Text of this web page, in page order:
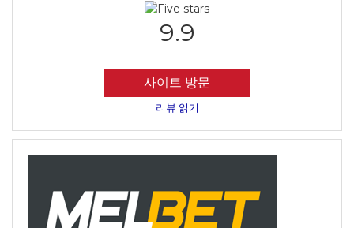
9.9
사이트 방문
리뷰 읽기